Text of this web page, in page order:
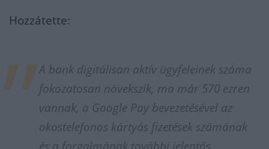
Hozzátette:
A bank digitálisan aktív ügyfeleinek száma
fokozatosan növekszik, ma már 570 ezren
vannak, a Google Pay bevezetésével az
okostelefonos kártyás fizetések számának